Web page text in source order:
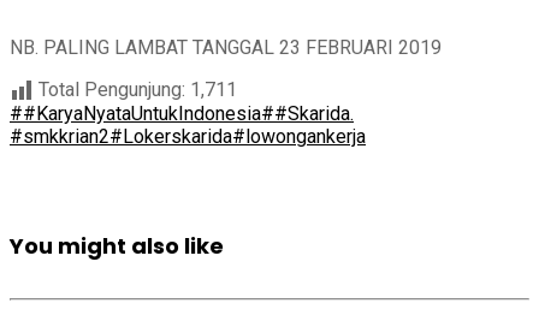
NB. PALING LAMBAT TANGGAL 23 FEBRUARI 2019
Total Pengunjung: 1,711
##KaryaNyataUntukIndonesia##Skarida.
#smkkrian2#Lokerskarida#lowongankerja
You might also like